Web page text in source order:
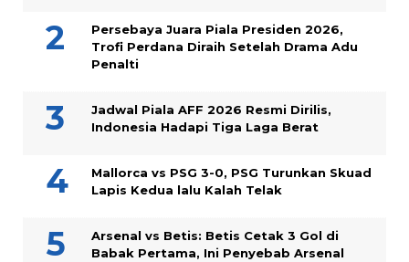
Persebaya Juara Piala Presiden 2026,
Trofi Perdana Diraih Setelah Drama Adu
Penalti
Jadwal Piala AFF 2026 Resmi Dirilis,
Indonesia Hadapi Tiga Laga Berat
Mallorca vs PSG 3-0, PSG Turunkan Skuad
Lapis Kedua lalu Kalah Telak
Arsenal vs Betis: Betis Cetak 3 Gol di
Babak Pertama, Ini Penyebab Arsenal